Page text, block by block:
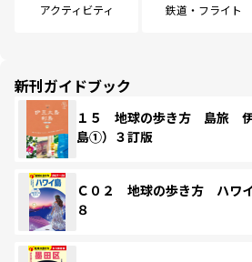
アクティビティ 鉄道・フライト
新刊ガイドブック
１５ 地球の歩き方 島旅
島①）３訂版
Ｃ０２ 地球の歩き方 ハワ
８